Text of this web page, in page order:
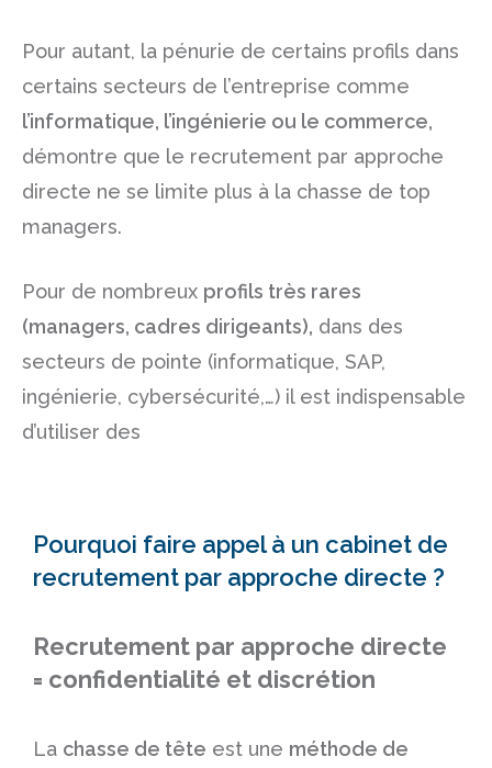
Pour autant, la pénurie de certains profils dans
certains secteurs de l’entreprise comme
l’informatique, l’ingénierie ou le commerce,
démontre que le recrutement par approche
directe ne se limite plus à la chasse de top
managers.
Pour de nombreux profils très rares
(managers, cadres dirigeants), dans des
secteurs de pointe (informatique, SAP,
ingénierie, cybersécurité,…) il est indispensable
d’utiliser des
Pourquoi faire appel à un cabinet de
recrutement par approche directe ?
Recrutement par approche directe
= confidentialité et discrétion
La chasse de tête est une méthode de